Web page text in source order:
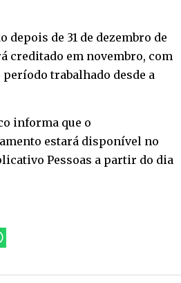
depois de 31 de dezembro de
creditado em novembro, com
trabalhado desde a
informa que o
estará disponível no
Pessoas a partir do dia